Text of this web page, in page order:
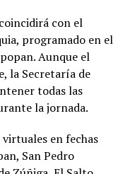
con el
programado en el
Aunque el
la Secretaría de
todas las
la jornada.
en fechas
San Pedro